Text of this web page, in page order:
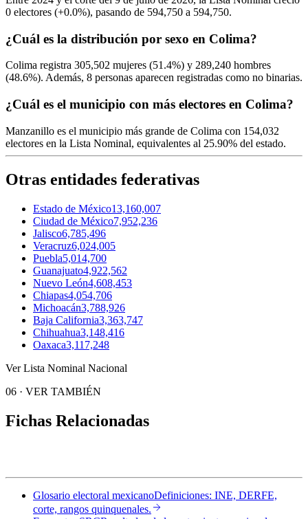
0 electores (+0.0%), pasando de 594,750 a 594,750.
¿Cuál es la distribución por sexo en Colima?
Colima registra 305,502 mujeres (51.4%) y 289,240 hombres
(48.6%). Además, 8 personas aparecen registradas como no binarias.
¿Cuál es el municipio con más electores en Colima?
Manzanillo es el municipio más grande de Colima con 154,032
electores en la Lista Nominal, equivalentes al 25.90% del estado.
Otras entidades federativas
Estado de México13,160,007
Ciudad de México7,952,236
Jalisco6,785,496
Veracruz6,024,005
Puebla5,014,700
Guanajuato4,922,562
Nuevo León4,608,453
Chiapas4,054,706
Michoacán3,788,926
Baja California3,363,747
Chihuahua3,148,416
Oaxaca3,117,248
Ver Lista Nominal Nacional
06 · VER TAMBIÉN
Fichas Relacionadas
Glosario electoral mexicanoDefiniciones: INE, DERFE,
corte, rangos quinquenales.